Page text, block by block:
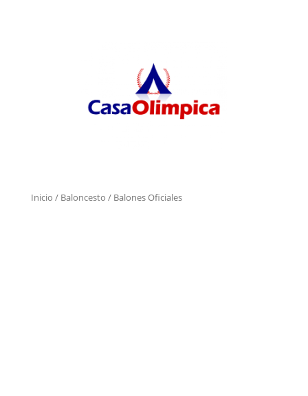
Inicio / Baloncesto / Balones Oficiales